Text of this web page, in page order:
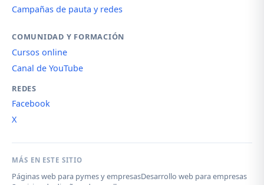
Campañas de pauta y redes
COMUNIDAD Y FORMACIÓN
Cursos online
Canal de YouTube
REDES
Facebook
X
MÁS EN ESTE SITIO
Páginas web para pymes y empresasDesarrollo web para empresas